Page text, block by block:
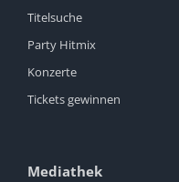
Titelsuche
Party Hitmix
Konzerte
Tickets gewinnen
Mediathek